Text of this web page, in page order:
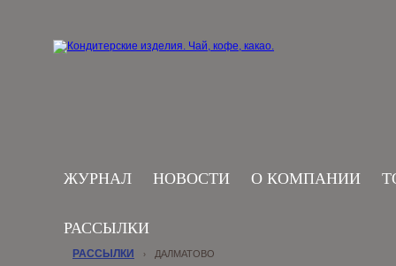
ЖУРНАЛ НОВОСТИ О КОМПАНИИ
РАССЫЛКИ
РАССЫЛКИ › ДАЛМАТОВО